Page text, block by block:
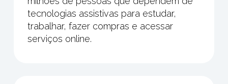
tecnologias assistivas para estudar,
trabalhar, fazer compras e acessar
serviços online.